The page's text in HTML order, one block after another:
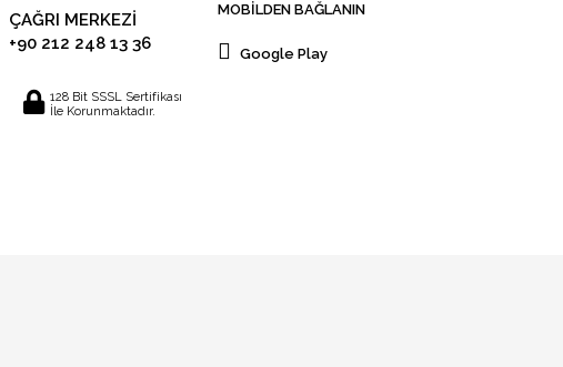
ÇAĞRI MERKEZİ
+90 212 248 13 36
128 Bit SSSL Sertifikası
İle Korunmaktadır.
MOBİLDEN BAĞLANIN
Google Play